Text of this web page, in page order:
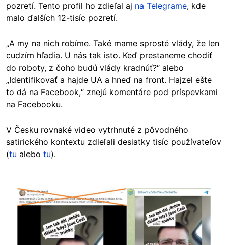
pozretí. Tento profil ho zdieľal aj na Telegrame, kde
malo ďalších 12-tisíc pozretí.
„A my na nich robíme. Také mame sprosté vlády, že len
cudzím hľadia. U nás tak isto. Keď prestaneme chodiť
do roboty, z čoho budú vlády kradnúť?“ alebo
„Identifikovať a hajde UA a hneď na front. Hajzel ešte
to dá na Facebook,“ znejú komentáre pod príspevkami
na Facebooku.
V Česku rovnaké video vytrhnuté z pôvodného
satirického kontextu zdieľali desiatky tisíc používateľov
(tu alebo tu).
Image